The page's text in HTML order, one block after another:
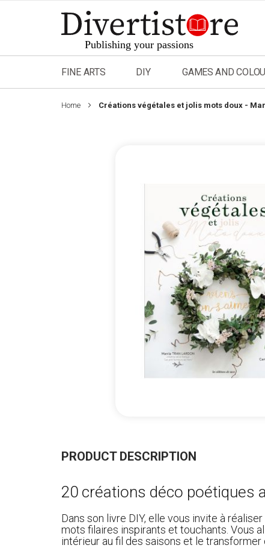
to
Content
FINE ARTS DIY GAMES AND
Home Créations végétales et jolis mots doux -
the
the
gallery
PRODUCT DESCRIPTION
20 créations déco poétiques
Dans son livre DIY, elle vous invite à
mots filaires inspirants et touchants. Vous
intérieur au fil des saisons et le transformer